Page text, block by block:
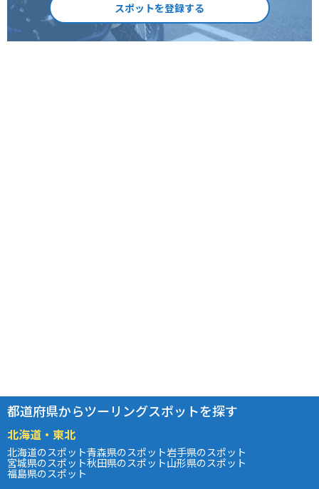
スポットを登録する
都道府県からツーリングスポットを探す
北海道・東北
北海道のスポット青森県のスポット岩手県のスポット
宮城県のスポット秋田県のスポット山形県のスポット
福島県のスポット